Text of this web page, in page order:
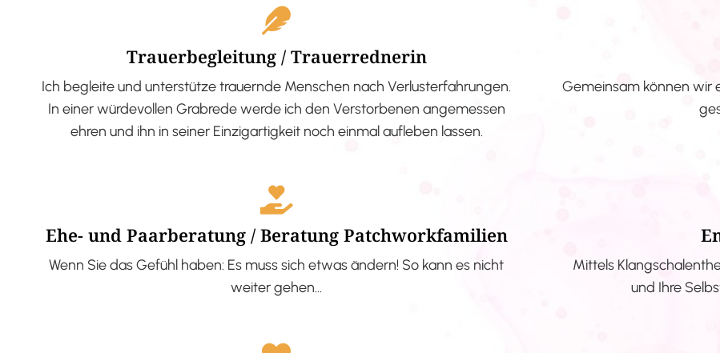
Trauerbegleitung / Trauerrednerin
Ich begleite und unterstütze trauernde Menschen nach Verlusterfahrungen.
In einer würdevollen Grabrede werde ich den Verstorbenen angemessen
ehren und ihn in seiner Einzigartigkeit noch einmal aufleben lassen.
Gemeinsam können wir
Ehe- und Paarberatung / Beratung Patchworkfamilien
Wenn Sie das Gefühl haben: Es muss sich etwas ändern! So kann es nicht
weiter gehen…
Mittels
und Ihre